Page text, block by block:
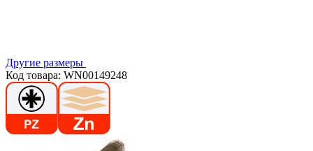
Другие размеры
Код товара: WN00149248